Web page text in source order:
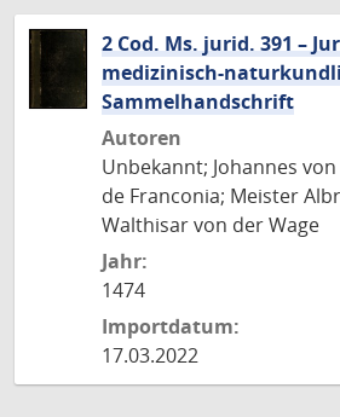
2 Cod. Ms. jurid. 391 –
medizinisch-
Sammelhandschrift
Autoren
Unbekannt; Johannes
de Franconia; Meister
Walthisar von der Wage
Jahr:
1474
Importdatum:
17.03.2022